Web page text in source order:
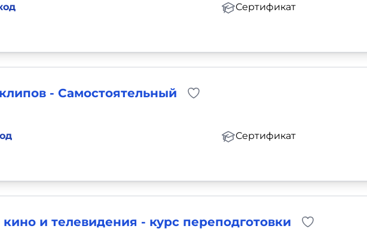
Сертификат
- Самостоятельный
Сертификат
и телевидения - курс переподготовки